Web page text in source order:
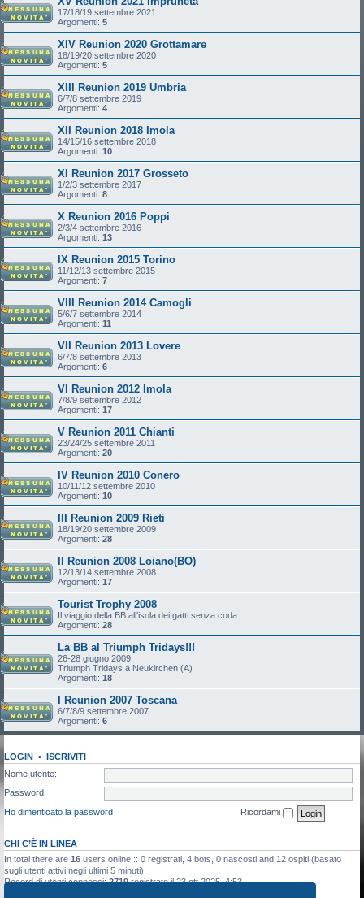
17/18/19 settembre 2021
Argomenti: 5
XIV Reunion 2020 Grottamare
18/19/20 settembre 2020
Argomenti: 5
XIII Reunion 2019 Umbria
6/7/8 settembre 2019
Argomenti: 4
XII Reunion 2018 Imola
14/15/16 settembre 2018
Argomenti: 10
XI Reunion 2017 Grosseto
1/2/3 settembre 2017
Argomenti: 8
X Reunion 2016 Poppi
2/3/4 settembre 2016
Argomenti: 13
IX Reunion 2015 Torino
11/12/13 settembre 2015
Argomenti: 7
VIII Reunion 2014 Camogli
5/6/7 settembre 2014
Argomenti: 11
VII Reunion 2013 Lovere
6/7/8 settembre 2013
Argomenti: 6
VI Reunion 2012 Imola
7/8/9 settembre 2012
Argomenti: 17
V Reunion 2011 Chianti
23/24/25 settembre 2011
Argomenti: 20
IV Reunion 2010 Conero
10/11/12 settembre 2010
Argomenti: 10
III Reunion 2009 Rieti
18/19/20 settembre 2009
Argomenti: 28
II Reunion 2008 Loiano(BO)
12/13/14 settembre 2008
Argomenti: 17
Tourist Trophy 2008
Il viaggio della BB all'isola dei gatti senza coda
Argomenti: 28
La BB al Triumph Tridays!!!
26-28 giugno 2009
Triumph Tridays a Neukirchen (A)
Argomenti: 18
I Reunion 2007 Toscana
6/7/8/9 settembre 2007
Argomenti: 6
LOGIN • ISCRIVITI
Nome utente:
Password:
Ho dimenticato la password
Ricordami
CHI C’È IN LINEA
In total there are 16 users online :: 0 registrati, 4 bots, 0 nascosti and 12 ospiti (basato
sugli utenti attivi negli ultimi 5 minuti)
Record di utenti connessi:2719registrato il 23 ott 2025, 4:53